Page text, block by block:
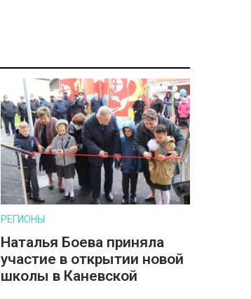
РЕГИОНЫ
Наталья Боева приняла
участие в открытии новой
школы в Каневской